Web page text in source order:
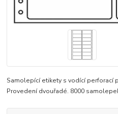
Samolepící etikety s vodící perforací
Provedení dvouřadé. 8000